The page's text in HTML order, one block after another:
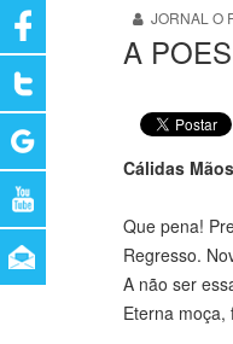
JORNAL O
A
Cálidas
Que pena!
Regresso.
A não ser
Eterna moça,